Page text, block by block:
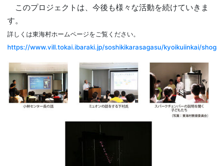
このプロジェクトは、今後も様々な活動を続けていきま
す。
詳しくは東海村ホームページをご覧ください。
https://www.vill.tokai.ibaraki.jp/soshikikarasagasu/kyoikuiinkai/